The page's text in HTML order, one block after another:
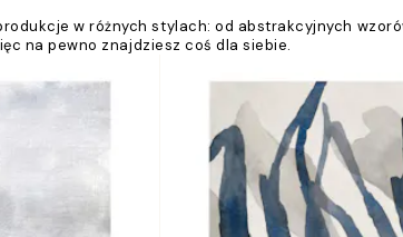
w różnych stylach: od abstrakcyjnych
na pewno znajdziesz coś dla siebie.